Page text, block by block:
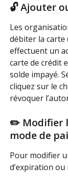
🔓 Ajouter
Les
débiter la carte
effectuent un
carte de crédit
solde impayé.
cliquez sur le
révoquer
✏️ Modifier
mode de
Pour modifier
d’expiration